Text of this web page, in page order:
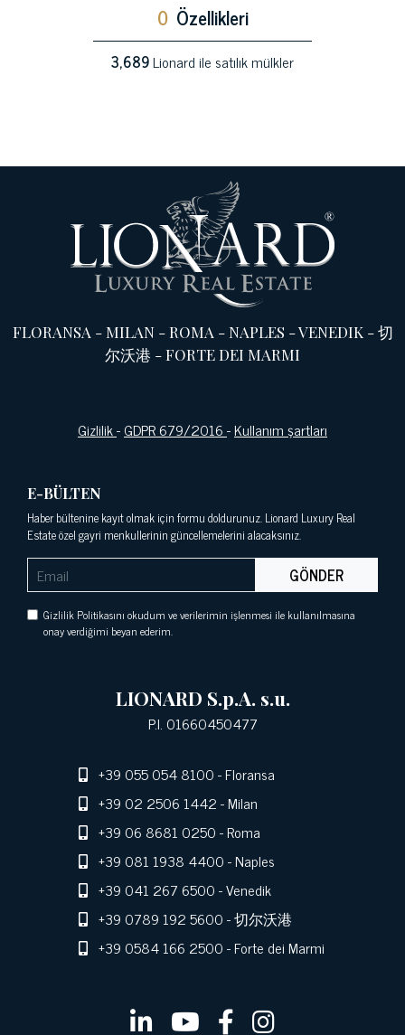
0 Özellikleri
3,689Lionard ile satılık mülkler
FLORANSA -MILAN-ROMA -NAPLES -VENEDIK-切
尔沃港 -FORTE DEI MARMI
Gizlilik-GDPR 679/2016-Kullanım şartları
E-BÜLTEN
Haber bültenine kayıt olmak için formu doldurunuz. Lionard Luxury Real
Estate özel gayri menkullerinin güncellemelerini alacaksınız.
GÖNDER
Gizlilik Politikasını okudum ve verilerimin işlenmesi ile kullanılmasına
onay verdiğimi beyan ederim.
LIONARD S.p.A. s.u.
P.I. 01660450477
+39 055 054 8100- Floransa
+39 02 2506 1442- Milan
+39 06 8681 0250- Roma
+39 081 1938 4400- Naples
+39 041 267 6500- Venedik
+39 0789 192 5600- 切尔沃港
+39 0584 166 2500- Forte dei Marmi